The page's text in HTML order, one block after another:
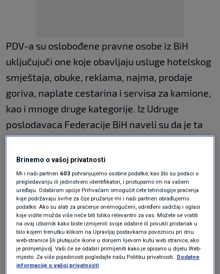
PDV-a su oslobođene pravne osobe iz BiH
uključujuči one koje obavljaju usluge hotelskog
smještaja, obuke, reklama, najma, prodaje
goriva, naplate cestarina i servisa za kamione,
kao i mnoge druge kategorije. Iz Udruge
poslodavaca Federacije BiH naveli su da je ta
promjena rezultat dugogodišnje inicijative i
lobiranja Udruge te člana Udruge, tvrtke IMO
JUNIOR iz Orašja.
Izmjenama hrvatskog Zakona o PDV-u, naime,
ukinut je uvjet uzajamnosti za povrat PDV-a
pravnim osobama iz trećih država izvan
Europske unije, uključujući BiH. Inicijativa za
ukidanje uvjeta uzajamnosti pokrenuta je još
2017. godine, a udruga je godinama dostavljala
Brinemo o vašoj privatnosti
Mi i naši partneri 603 pohranjujemo osobne podatke, kao što su podaci o
pregledavanju ili jedinstveni identifikatori, i pristupamo im na vašem
uređaju. Odabirom opcije Prihvaćam omogućit ćete tehnologije praćenja
koje podržavaju svrhe za čije pružanje mi i naši partneri obrađujemo
podatke. Ako su alati za praćenje onemogućeni, određeni sadržaj i oglasi
koje vidite možda više neće biti toliko relevantni za vas. Možete se vratiti
na ovaj izbornik kako biste izmijenili svoje odabire ili povukli pristanak u
bilo kojem trenutku klikom na Upravljaj postavkama poveznicu pri dnu
web-stranice [ili plutajuće ikone u donjem lijevom kutu web stranice, ako
je primjenjivo]. Vaši će se odabiri primijeniti kako je opisano u dijelu Web-
mjesto. Za više pojedinosti pogledajte našu Politiku privatnosti. Dodatne
informacije o vašoj privatnosti